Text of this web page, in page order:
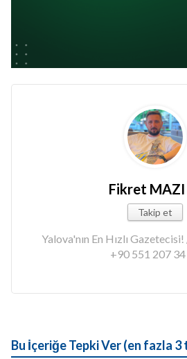
Fikret MAZI
Takip et
Yalova'nın En Hızlı
+90 551 207
Bu İçeriğe Tepki Ver (en fazla 3